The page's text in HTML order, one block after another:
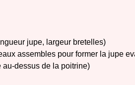
jupe, largeur bretelles)
assembles pour former la jupe
au-dessus de la poitrine)